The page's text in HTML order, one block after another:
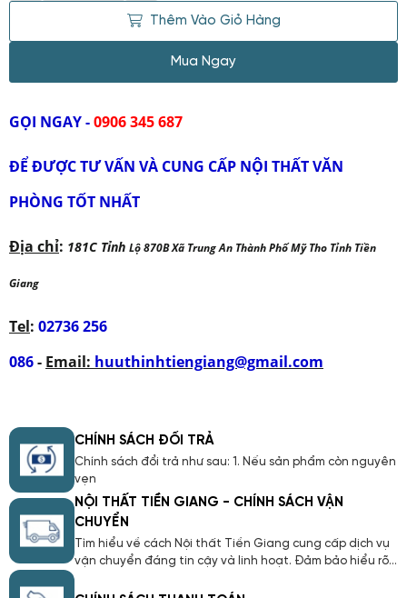
Thêm Vào Giỏ Hàng
Mua Ngay
GỌI NGAY -0906 345 687
ĐỂ ĐƯỢC TƯ VẤN VÀ CUNG CẤP NỘI THẤT VĂN
PHÒNG TỐT NHẤT
Địa chỉ: 181C Tỉnh Lộ 870B Xã Trung An Thành Phố Mỹ Tho Tỉnh Tiền
Giang
Tel: 02736 256
086- Email: huuthinhtiengiang@gmail.com
CHÍNH SÁCH ĐỔI TRẢ
Chính sách đổi trả như sau: 1. Nếu sản phẩm còn nguyên
vẹn
NỘI THẤT TIỀN GIANG - CHÍNH SÁCH VẬN
CHUYỂN
Tìm hiểu về cách Nội thất Tiền Giang cung cấp dịch vụ
vận chuyển đáng tin cậy và linh hoạt. Đảm bảo hiểu rõ